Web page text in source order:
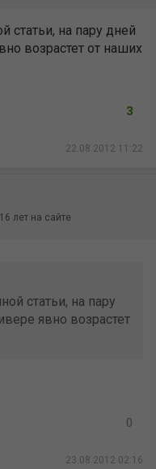
статьи, на пару дней
возрастет от наших
22.08.2012 11:22
3
16 лет на сайте
статьи, на пару
явно возрастет
23.08.2012 02:16
0